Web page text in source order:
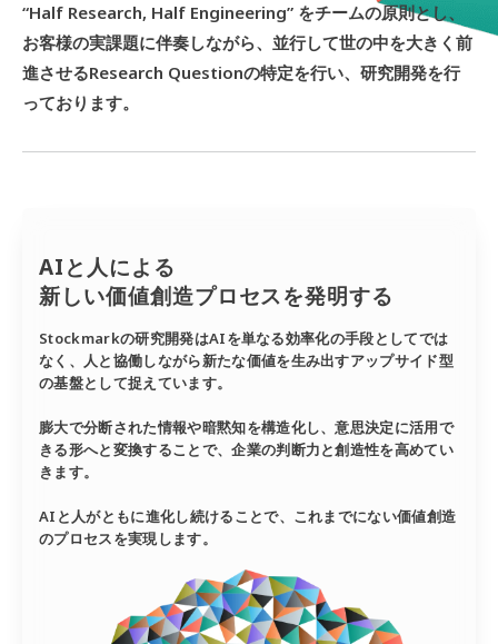
“Half Research, Half Engineering” をチームの原則とし、
お客様の実課題に伴奏しながら、並行して世の中を大きく前
進させるResearch Questionの特定を行い、研究開発を行
っております。
AIと人による
新しい価値創造プロセスを発明する
Stockmarkの研究開発はAIを単なる効率化の手段としてでは
なく、人と協働しながら新たな価値を生み出すアップサイド型
の基盤として捉えています。
膨大で分断された情報や暗黙知を構造化し、意思決定に活用で
きる形へと変換することで、企業の判断力と創造性を高めてい
きます。
AIと人がともに進化し続けることで、これまでにない価値創造
のプロセスを実現します。